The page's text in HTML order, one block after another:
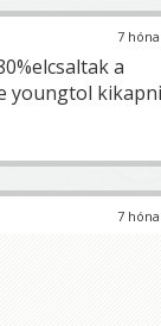
7
a
youngtol kikapni
7